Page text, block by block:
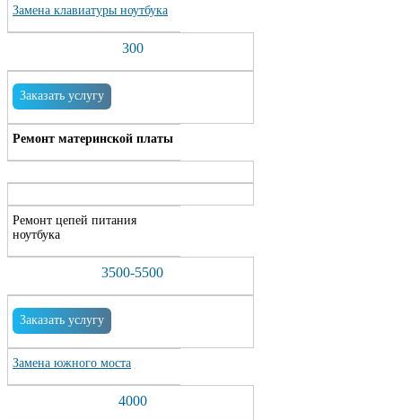
Замена клавиатуры ноутбука
300
Заказать услугу
Ремонт материнской платы
Ремонт цепей питания
ноутбука
3500-5500
Заказать услугу
Замена южного моста
4000